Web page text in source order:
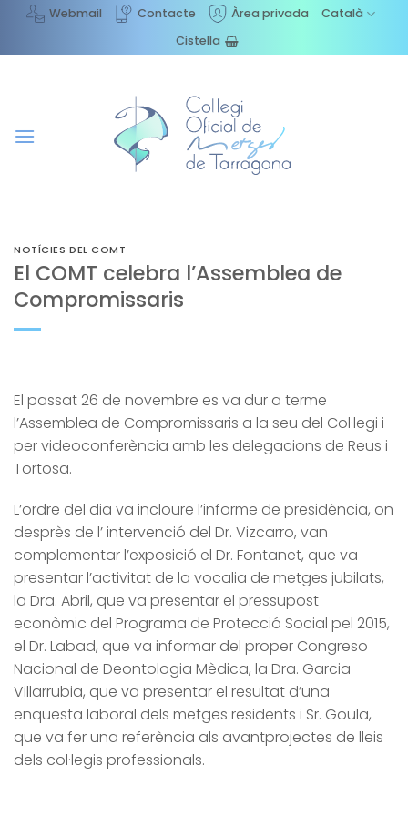
content
Webmail Contacte Àrea privada
Català
Cistella
NOTÍCIES DEL COMT
El COMT celebra l’Assemblea de
Compromissaris
El passat 26 de novembre es va dur a terme
l’Assemblea de Compromissaris a la seu del Col·legi i
per videoconferència amb les delegacions de Reus i
Tortosa.
L’ordre del dia va incloure l’informe de presidència, on
desprès de l’ intervenció del Dr. Vizcarro, van
complementar l’exposició el Dr. Fontanet, que va
presentar l’activitat de la vocalia de metges jubilats,
la Dra. Abril, que va presentar el pressupost
econòmic del Programa de Protecció Social pel 2015,
el Dr. Labad, que va informar del proper Congreso
Nacional de Deontologia Mèdica, la Dra. Garcia
Villarrubia, que va presentar el resultat d’una
enquesta laboral dels metges residents i Sr. Goula,
que va fer una referència als avantprojectes de lleis
dels col·legis professionals.